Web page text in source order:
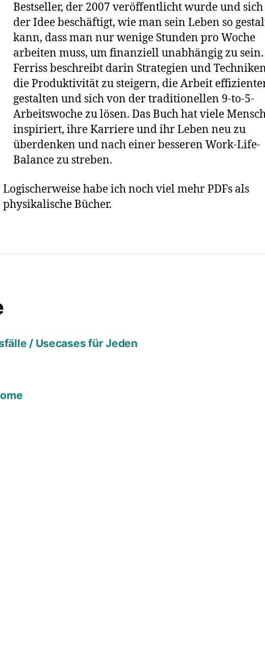
Bestseller, der 2007 veröffentlicht wurde und
der Idee beschäftigt, wie man sein Leben so
kann, dass man nur wenige Stunden pro Woche
arbeiten muss, um finanziell unabhängig zu sein.
Ferriss beschreibt darin Strategien und
die Produktivität zu steigern, die Arbeit
gestalten und sich von der traditionellen 9-to-5-
Arbeitswoche zu lösen. Das Buch hat viele
inspiriert, ihre Karriere und ihr Leben neu zu
überdenken und nach einer besseren Work-Life-
Balance zu streben.
Logischerweise habe ich noch viel mehr PDFs als
physikalische Bücher.
/ Usecases für Jeden